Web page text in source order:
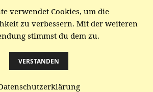
verwendet Cookies, um die
zu verbessern. Mit der weiteren
stimmst du dem zu.
VERSTANDEN